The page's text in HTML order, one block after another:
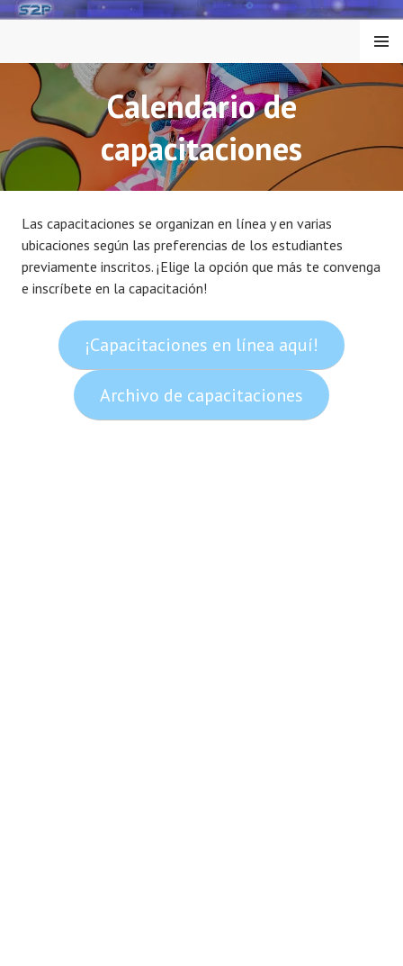
Saltar
MENÚ
Calendario de
capacitaciones
Las capacitaciones se organizan en línea y en varias
ubicaciones según las preferencias de los estudiantes
previamente inscritos. ¡Elige la opción que más te convenga
e inscríbete en la capacitación!
¡Capacitaciones en línea aquí!
Archivo de capacitaciones